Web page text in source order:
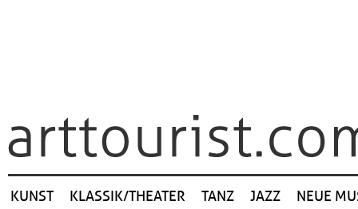
Navigation
KUNST KLASSIK/THEATER TANZ JAZZ NEUE